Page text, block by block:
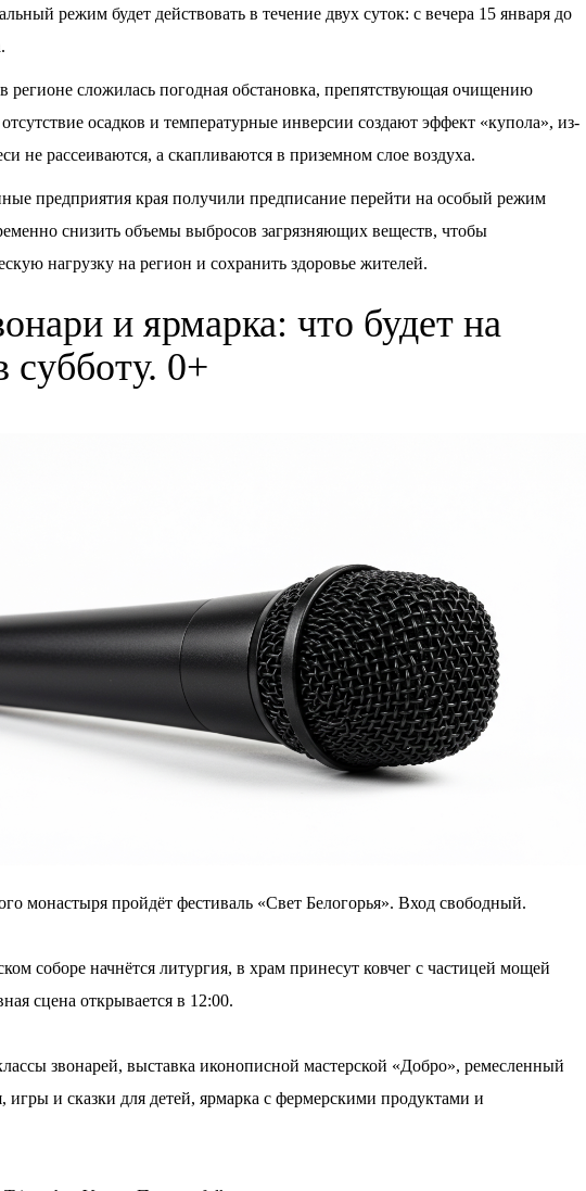
режим будет действовать в течение двух суток: с вечера 15 января до
регионе сложилась погодная обстановка, препятствующая очищению
осадков и температурные инверсии создают эффект «купола», из-
не рассеиваются, а скапливаются в приземном слое воздуха.
предприятия края получили предписание перейти на особый режим
снизить объемы выбросов загрязняющих веществ, чтобы
нагрузку на регион и сохранить здоровье жителей.
и ярмарка: что будет на
субботу. 0+
монастыря пройдёт фестиваль «Свет Белогорья». Вход свободный.
соборе начнётся литургия, в храм принесут ковчег с частицей мощей
сцена открывается в 12:00.
звонарей, выставка иконописной мастерской «Добро», ремесленный
игры и сказки для детей, ярмарка с фермерскими продуктами и